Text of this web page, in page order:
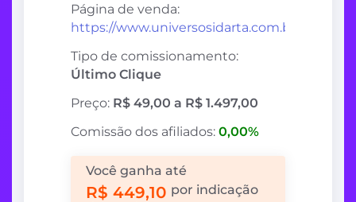
Página de venda:
https://www.universosidarta.com.br/store
Tipo de comissionamento:
Último Clique
Preço: R$ 49,00 a R$ 1.497,00
Comissão dos afiliados: 0,00%
Você ganha até
R$ 449,10 por indicação